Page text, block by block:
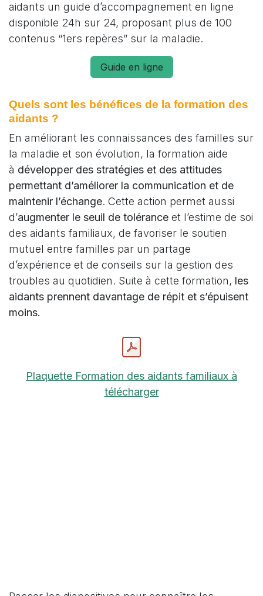
aidants un guide d’accompagnement en ligne
disponible 24h sur 24, proposant plus de 100
contenus “1ers repères” sur la maladie.
Guide en ligne
Quels sont les bénéfices de la formation des
aidants ?
En améliorant les connaissances des familles sur
la maladie et son évolution, la formation aide
à développer des stratégies et des attitudes
permettant d’améliorer la communication et de
maintenir l’échange. Cette action permet aussi
d’augmenter le seuil de tolérance et l’estime de soi
des aidants familiaux, de favoriser le soutien
mutuel entre familles par un partage
d’expérience et de conseils sur la gestion des
troubles au quotidien. Suite à cette formation, les
aidants prennent davantage de répit et s’épuisent
moins.
Plaquette Formation des aidants familiaux à
télécharger